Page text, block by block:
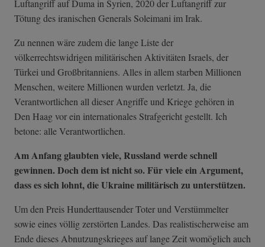
Luftangriff auf Duma in Syrien, 2020 der Luftangriff zur
Tötung des iranischen Generals Soleimani im Irak.
Zu nennen wäre zudem die lange Liste der
völkerrechtswidrigen militärischen Aktivitäten Israels, der
Türkei und Großbritanniens. Alles in allem starben Millionen
Menschen, weitere Millionen wurden verletzt. Ja, die
Verantwortlichen all dieser Angriffe und Kriege gehören in
Den Haag vor ein internationales Strafgericht gestellt. Ich
betone: alle Verantwortlichen.
Am Anfang glaubten viele, Russland werde schnell
gewinnen. Doch dem ist nicht so. Für viele ein Argument,
dass es sich lohnt, die Ukraine militärisch zu unterstützen.
Um den Preis Hunderttausender Toter und Verstümmelter
sowie eines völlig zerstörten Landes. Das realistischerweise am
Ende dieses Abnutzungskrieges auf lange Zeit womöglich auch